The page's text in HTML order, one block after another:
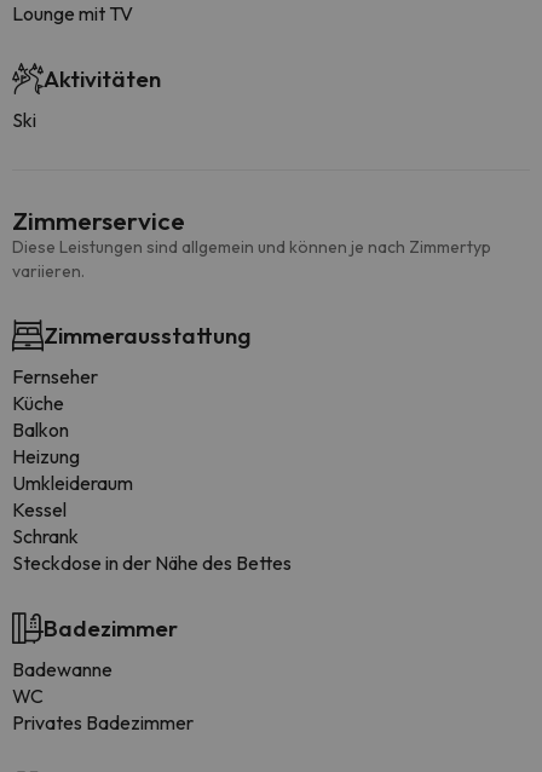
Lounge mit TV
Aktivitäten
Ski
Zimmerservice
Diese Leistungen sind allgemein und können je nach Zimmertyp
variieren.
Zimmerausstattung
Fernseher
Küche
Balkon
Heizung
Umkleideraum
Kessel
Schrank
Steckdose in der Nähe des Bettes
Badezimmer
Badewanne
WC
Privates Badezimmer